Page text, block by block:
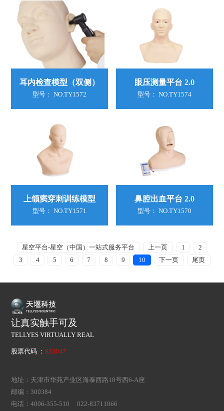
耳内检查模型（双侧）
型号： NO.TY1572
眼压测量平台 2.0
型号： NO.TY1574
上颌窦穿刺训练模型
型号： NO.TY1571
鼻腔出血平台 2.0
型号： NO.TY1570
星空平台-星空（中国）一站式服务平台 上一页 1
2
3
4 5 6 7 8 9 10 下一页 尾页
让真实触手可及
TELLYES VIRTUALLY REAL
股票代码 ：833047
地址：天津市华苑产业区海泰西路18号西6-A座
邮编：300384
电话：4006-355-510 022-83711066